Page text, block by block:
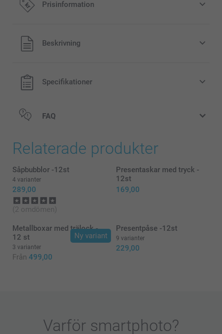
Prisinformation
Alla priser är i svenska kronor (SEK), inklusive moms och
exklusive porto.
Beskrivning
Specifikationer
FAQ
Relaterade produkter
Såpbubblor -12st
4 varianter
289,00
(2 omdömen)
Presentaskar med tryck -
12st
169,00
Ny variant
Metallboxar med trälock -
12 st
3 varianter
Från 499,00
Presentpåse -12st
9 varianter
229,00
Varför smartphoto?